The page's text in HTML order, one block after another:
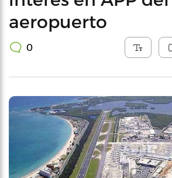
aeropuerto
0